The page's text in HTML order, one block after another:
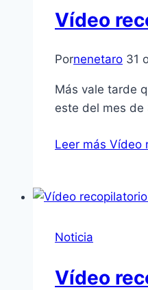
Ví­deo
Pornenetaro 31
Más vale tarde
este del mes de
Leer más Ví­deo
Noticia
Vídeo